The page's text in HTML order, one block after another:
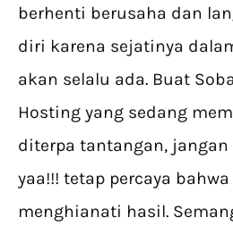
berhenti berusaha dan
diri karena sejatinya
akan selalu ada. Buat
Hosting yang sedang
diterpa tantangan,
yaa!!! tetap percaya
menghianati hasil.